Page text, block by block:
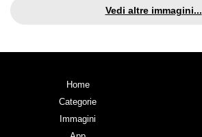
Vedi altre immagini...
Home
Categorie
Immagini